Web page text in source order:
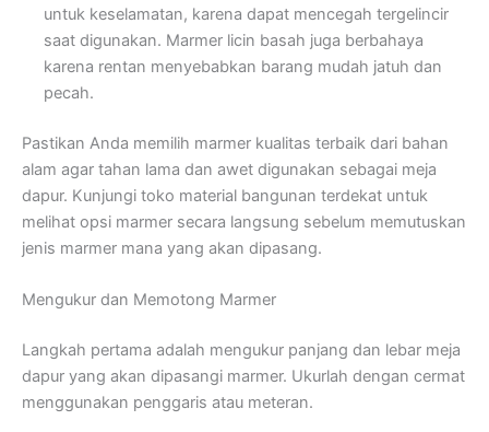
untuk keselamatan, karena dapat mencegah tergelincir
saat digunakan. Marmer licin basah juga berbahaya
karena rentan menyebabkan barang mudah jatuh dan
pecah.
Pastikan Anda memilih marmer kualitas terbaik dari bahan
alam agar tahan lama dan awet digunakan sebagai meja
dapur. Kunjungi toko material bangunan terdekat untuk
melihat opsi marmer secara langsung sebelum memutuskan
jenis marmer mana yang akan dipasang.
Mengukur dan Memotong Marmer
Langkah pertama adalah mengukur panjang dan lebar meja
dapur yang akan dipasangi marmer. Ukurlah dengan cermat
menggunakan penggaris atau meteran.